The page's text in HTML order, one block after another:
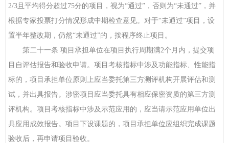
2/3且平均得分超过75分的项目，视为“通过”，否则为“未通过”，并
根据专家投票打分情况形成中期检查意见。对于“未通过”项目，设
置半年整改期，仍然“未通过”的，按程序终止项目。
第二十一条 项目承担单位在项目执行周期满2个月内，提交项
目自评估报告和验收申请。项目考核指标中涉及功能指标、性能指
标的，项目承担单位原则上应当委托第三方测评机构开展评估和测
试，并出具报告。涉密项目应当委托具有相应保密资质的第三方测
评机构。项目考核指标中涉及示范应用的，应当请示范应用单位出
具应用成效报告。项目下设课题的，项目承担单位应组织完成课题
验收后，再申请项目验收。